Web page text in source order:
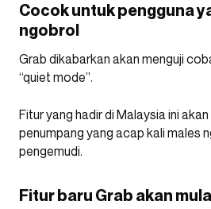
Cocok untuk pengguna
ngobrol
Grab dikabarkan akan menguji
“quiet mode”.
Fitur yang hadir di Malaysia ini
penumpang yang acap kali males
pengemudi.
Fitur baru Grab akan